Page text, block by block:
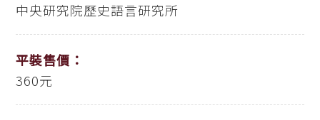
中央研究院歷史語言研究所
平裝售價：
360元